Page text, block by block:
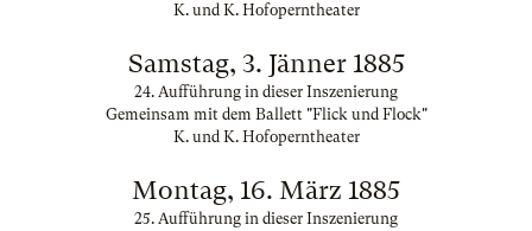
K. und K. Hofoperntheater
Samstag, 3. Jänner 1885
24. Aufführung in dieser Inszenierung
Gemeinsam mit dem Ballett "Flick und Flock"
K. und K. Hofoperntheater
Montag, 16. März 1885
25. Aufführung in dieser Inszenierung